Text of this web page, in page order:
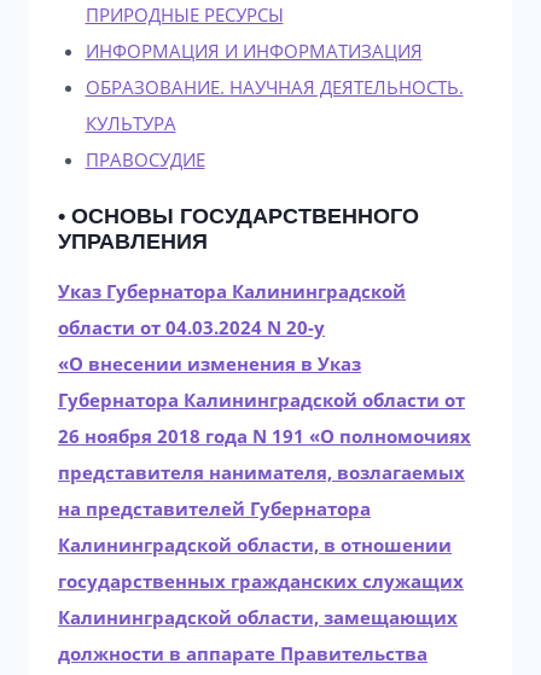
ПРИРОДНЫЕ РЕСУРСЫ
ИНФОРМАЦИЯ И ИНФОРМАТИЗАЦИЯ
ОБРАЗОВАНИЕ. НАУЧНАЯ ДЕЯТЕЛЬНОСТЬ.
КУЛЬТУРА
ПРАВОСУДИЕ
• ОСНОВЫ ГОСУДАРСТВЕННОГО
УПРАВЛЕНИЯ
Указ Губернатора Калининградской
области от 04.03.2024 N 20-у
«О внесении изменения в Указ
Губернатора Калининградской области от
26 ноября 2018 года N 191 «О полномочиях
представителя нанимателя, возлагаемых
на представителей Губернатора
Калининградской области, в отношении
государственных гражданских служащих
Калининградской области, замещающих
должности в аппарате Правительства